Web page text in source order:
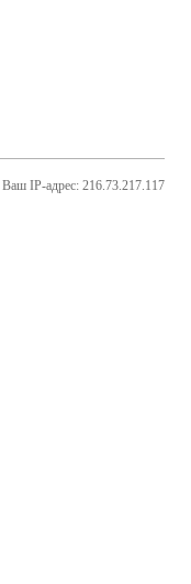
Ваш IP-адрес: 216.73.217.117